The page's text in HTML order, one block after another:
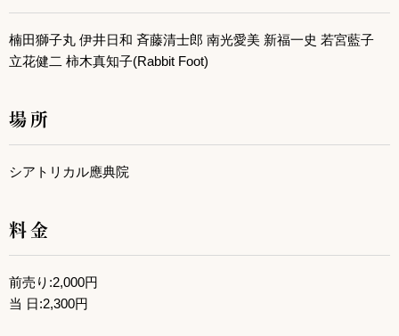
楠田獅子丸 伊井日和 斉藤清士郎 南光愛美 新福一史 若宮藍子
立花健二 柿木真知子(Rabbit Foot)
場所
シアトリカル應典院
料金
前売り:2,000円
当 日:2,300円